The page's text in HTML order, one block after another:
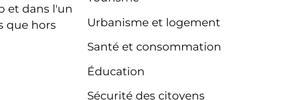
et dans l'un
que hors
Urbanisme et logement
Santé et consommation
Éducation
Sécurité des citoyens